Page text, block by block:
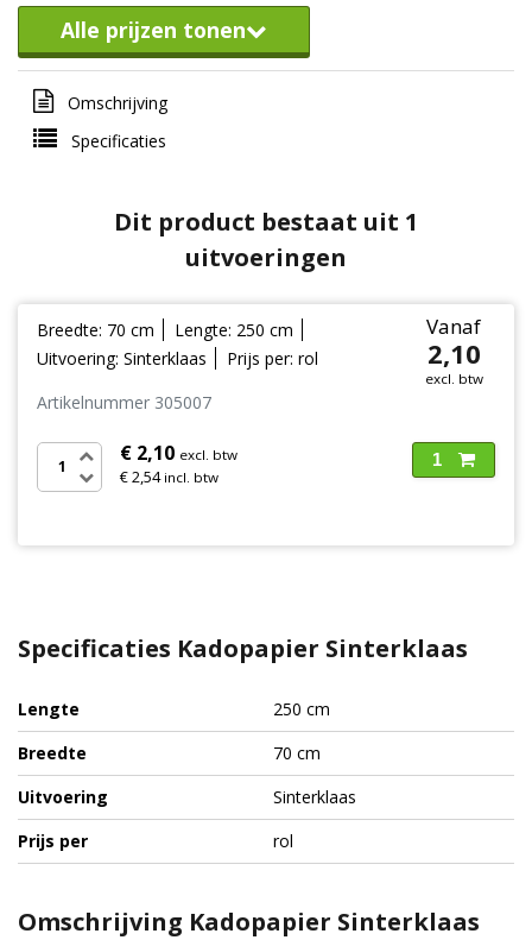
Alle prijzen tonen
Omschrijving
Specificaties
Dit product bestaat uit 1
uitvoeringen
Breedte: 70 cm
Lengte: 250 cm
Uitvoering: Sinterklaas
Prijs per: rol
Vanaf
2,10
excl. btw
Artikelnummer 305007
€ 2,10 excl. btw
€ 2,54incl. btw
1
Specificaties Kadopapier Sinterklaas
Lengte
250 cm
Breedte
70 cm
Uitvoering
Sinterklaas
Prijs per
rol
Omschrijving Kadopapier Sinterklaas